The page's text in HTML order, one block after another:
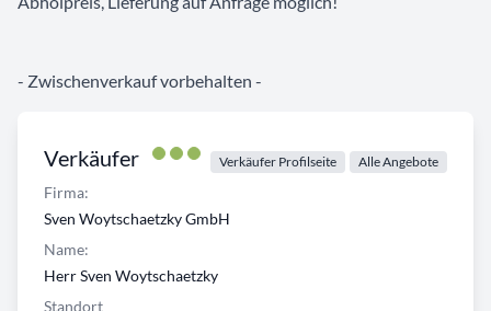
Verkäufer Verkäufer Profilseite Alle Angebote
Firma:
Sven Woytschaetzky GmbH
Name:
Herr Sven Woytschaetzky
Standort
- Zwischenverkauf vorbehalten -